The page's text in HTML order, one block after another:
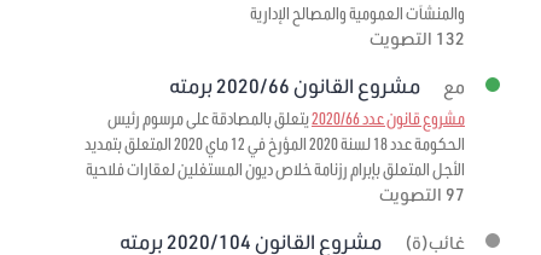
والمنشآت العمومية والمصالح الإدارية
132 التصويت
مع مشروع القانون 2020/66 برمته
مشروع قانون عدد 2020/66
يتعلق بالمصادقة على مرسوم رئيس
الحكومة عدد 18 لسنة 2020 المؤرخ في 12 ماي 2020 المتعلق بتمديد
الأجل المتعلق بإبرام رزنامة خلاص ديون المستغلين لعقارات فلاحية
97 التصويت
غائب(ة) مشروع القانون 2020/104 برمته